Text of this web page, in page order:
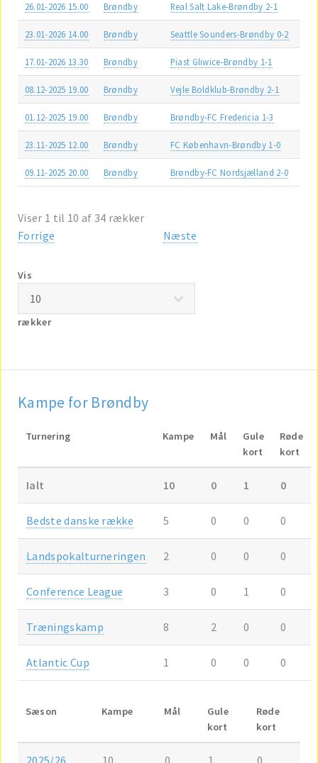
26.01-2026 15.00 Brøndby Real Salt Lake-Brøndby 2-1
23.01-2026 14.00 Brøndby Seattle Sounders-Brøndby 0-2
17.01-2026 13.30 Brøndby Piast Gliwice-Brøndby 1-1
08.12-2025 19.00 Brøndby Vejle Boldklub-Brøndby 2-1
01.12-2025 19.00 Brøndby Brøndby-FC Fredericia 1-3
23.11-2025 12.00 Brøndby FC København-Brøndby 1-0
09.11-2025 20.00 Brøndby Brøndby-FC Nordsjælland 2-0
Viser 1 til 10 af 34 rækker
Forrige
Næste
Vis
rækker
Kampe for Brøndby
Turnering Kampe Mål
Gule
kort
Røde
kort
Ialt 10 0 1 0
Bedste danske række 5 0 0 0
Landspokalturneringen 2 0 0 0
Conference League 3 0 1 0
Træningskamp 8 2 0 0
Atlantic Cup 1 0 0 0
Sæson Kampe Mål
Gule
kort
Røde
kort
2025/26 10 0 1 0